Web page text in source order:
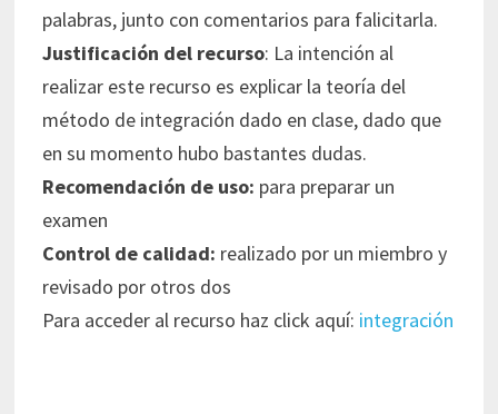
palabras, junto con comentarios para falicitarla.
Justificación del recurso: La intención al
realizar este recurso es explicar la teoría del
método de integración dado en clase, dado que
en su momento hubo bastantes dudas.
Recomendación de uso: para preparar un
examen
Control de calidad: realizado por un miembro y
revisado por otros dos
Para acceder al recurso haz click aquí: integración